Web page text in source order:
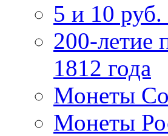
5 и 10
200-летие
1812 года
Монеты
Монеты